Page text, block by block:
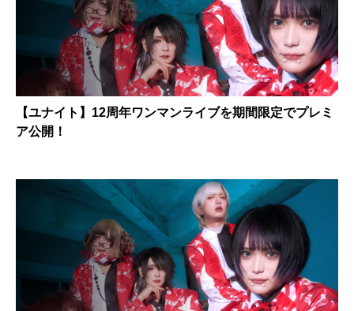
【ユナイト】12周年ワンマンライブを期間限定でプレミ
ア公開！